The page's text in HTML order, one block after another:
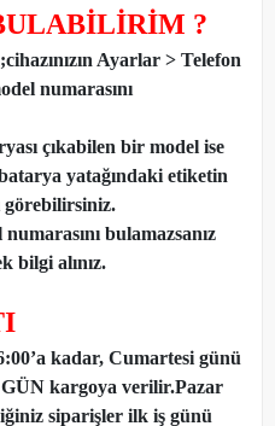
?
Ayarlar > Telefon
numarasını
çıkabilen bir model ise
yatağındaki etiketin
görebilirsiniz.
bulamazsanız
bilgi alınız.
kadar, Cumartesi günü
kargoya verilir.Pazar
siparişler ilk iş günü